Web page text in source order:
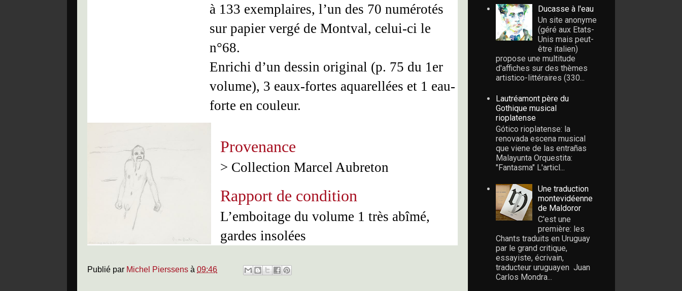
à 133 exemplaires, l’un des 70 numérotés
sur papier vergé de Montval, celui-ci le
n°68.
Enrichi d’un dessin original (p. 75 du 1er
volume), 3 eaux-fortes aquarellées et 1 eau-
forte en couleur.
Provenance
> Collection Marcel Aubreton
Rapport de condition
L’emboitage du volume 1 très abîmé,
gardes insolées
Publié par Michel Pierssens à 09:46
Ducasse à l'eau
Un site anonyme
(géré aux Etats-
Unis mais peut-
être italien)
propose une multitude
d'affiches sur des thèmes
artistico-littéraires (330...
Lautréamont père du
Gothique musical
rioplatense
Gótico rioplatense: la
renovada escena musical
que viene de las entrañas
Malayunta Orquestita:
"Fantasma" L'articl...
Une traduction
montevidéenne
de Maldoror
C'est une
première: les
Chants traduits en Uruguay
par le grand critique,
essayiste, écrivain,
traducteur uruguayen Juan
Carlos Mondra...